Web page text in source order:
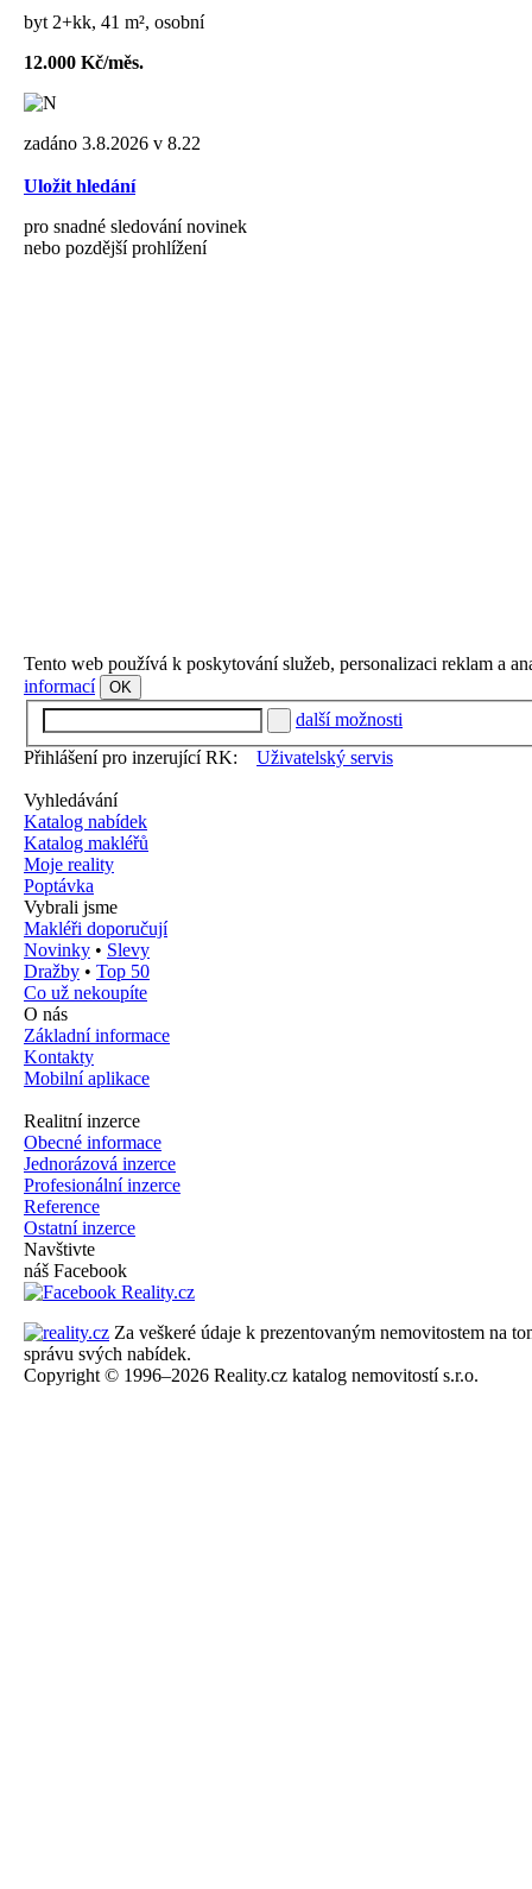
byt 2+kk, 41 m², osobní
12.000 Kč/měs.
zadáno 3.8.2026 v 8.22
Uložit hledání
pro snadné sledování novinek
nebo pozdější prohlížení
Tento web používá k poskytování služeb, personalizaci reklam a
informací
OK
další možnosti
Přihlášení pro inzerující RK:
Uživatelský servis
Vyhledávání
Katalog nabídek
Katalog makléřů
Moje reality
Poptávka
Vybrali jsme
Makléři doporučují
Novinky • Slevy
Dražby • Top 50
Co už nekoupíte
O nás
Základní informace
Kontakty
Mobilní aplikace
Realitní inzerce
Obecné informace
Jednorázová inzerce
Profesionální inzerce
Reference
Ostatní inzerce
Navštivte
náš Facebook
Za veškeré údaje k prezentovaným nemovitostem na
správu svých nabídek.
Copyright © 1996–2026 Reality.cz katalog nemovitostí s.r.o.